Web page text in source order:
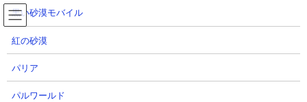
コ
ン
ナ
ビ
にゃんこ大戦争 ネコブリンキーCCの性能と使用感
黒い砂漠モバイル
紅の砂漠
パリア
パルワールド